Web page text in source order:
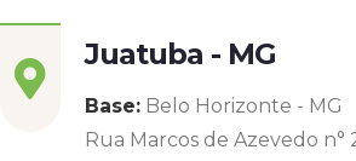
Juatuba - MG
Base: Belo Horizonte - MG
Rua Marcos de Azevedo n°